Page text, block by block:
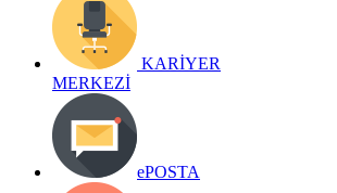
KARİYER
MERKEZİ
ePOSTA